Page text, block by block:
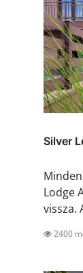
Silver
Lodge
vissza.
2400